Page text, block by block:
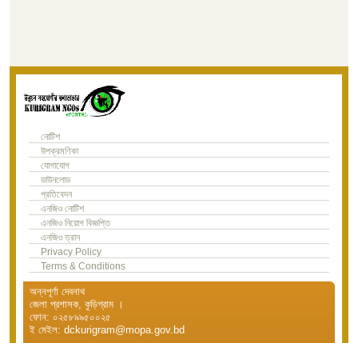
নোটিশ
উপক্রমণিকা
যোগাযোগ
ডাউনলোড
প্রতিবেদন
এনজিও নোটিশ
এনজিও নিয়োগ বিজ্ঞপ্তি
এনজিও ত্রান
Privacy Policy
Terms & Conditions
অন্নপূর্ণা দেবনাথ
জেলা প্রশাসক, কুড়িগ্রাম ।
ফোন: ০২৫৮৯৯৫০০২৫
ই মেইল: dckurigram@mopa.gov.bd